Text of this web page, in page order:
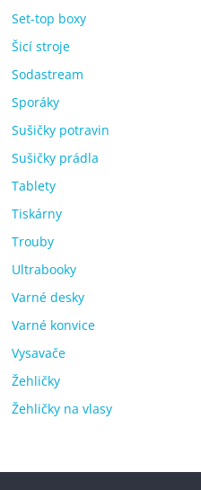
Set-top boxy
Šicí stroje
Sodastream
Sporáky
Sušičky potravin
Sušičky prádla
Tablety
Tiskárny
Trouby
Ultrabooky
Varné desky
Varné konvice
Vysavače
Žehličky
Žehličky na vlasy